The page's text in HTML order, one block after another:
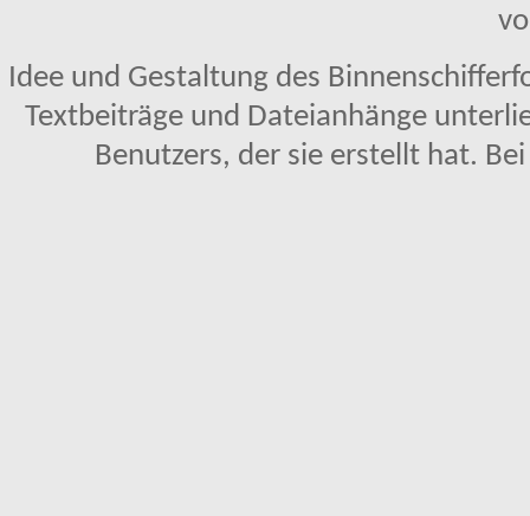
Idee und Gestaltung des
Textbeiträge und Dateianhänge
Benutzers, der sie erstellt hat.